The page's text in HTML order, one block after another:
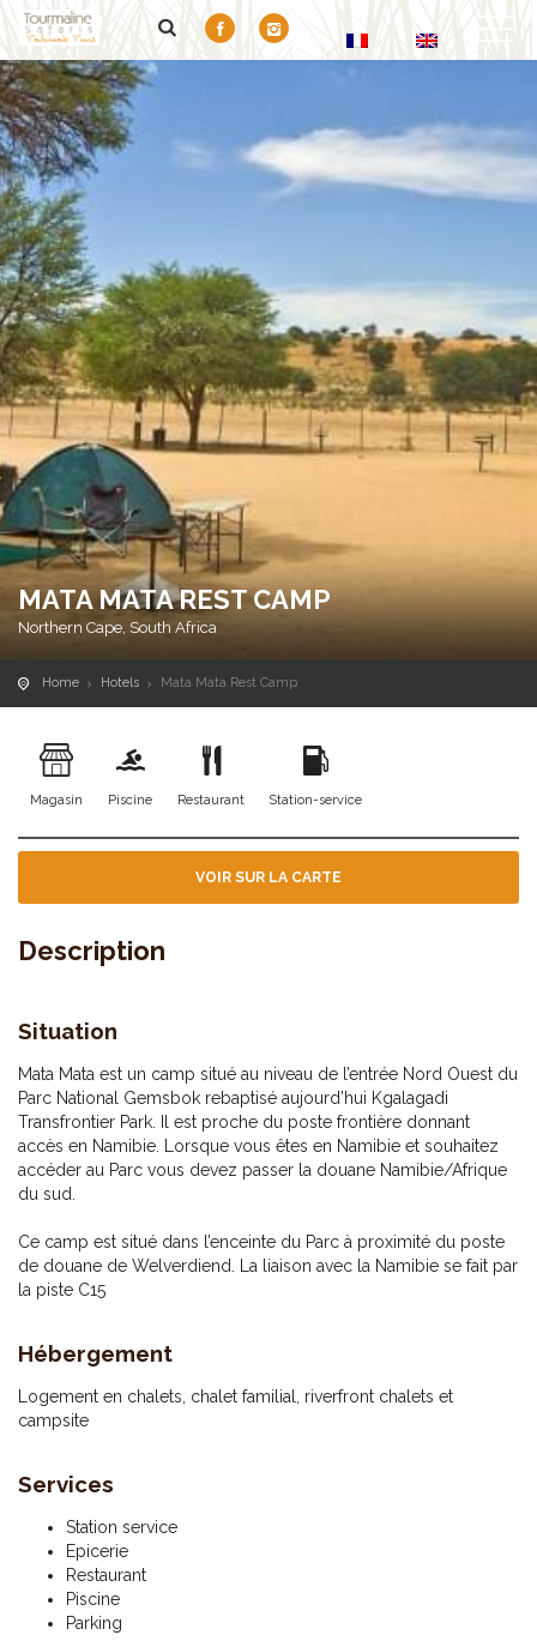
MATA MATA REST CAMP
Northern Cape, South Africa
Home Hotels Mata Mata Rest Camp
Magasin Piscine Restaurant Station-service
VOIR SUR LA CARTE
Description
Situation
Mata Mata est un camp situé au niveau de l’entrée Nord Ouest du
Parc National Gemsbok rebaptisé aujourd’hui Kgalagadi
Transfrontier Park. Il est proche du poste frontière donnant
accès en Namibie. Lorsque vous êtes en Namibie et souhaitez
accéder au Parc vous devez passer la douane Namibie/Afrique
du sud.
Ce camp est situé dans l’enceinte du Parc à proximité du poste
de douane de Welverdiend. La liaison avec la Namibie se fait par
la piste C15
Hébergement
Logement en chalets, chalet familial, riverfront chalets et
campsite
Services
Station service
Epicerie
Restaurant
Piscine
Parking